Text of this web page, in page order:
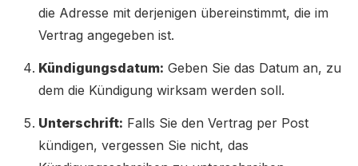
die Adresse mit derjenigen übereinstimmt, die im
Vertrag angegeben ist.
Kündigungsdatum: Geben Sie das Datum an, zu
dem die Kündigung wirksam werden soll.
Unterschrift: Falls Sie den Vertrag per Post
kündigen, vergessen Sie nicht, das